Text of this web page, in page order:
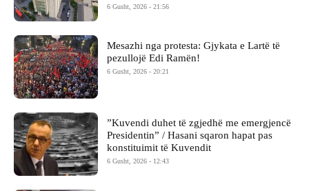
6 Gusht, 2026 - 21:56
Mesazhi nga protesta: Gjykata e Lartë të
pezullojë Edi Ramën!
6 Gusht, 2026 - 20:21
​”Kuvendi duhet të zgjedhë me emergjencë
Presidentin” / Hasani sqaron hapat pas
konstituimit të Kuvendit
6 Gusht, 2026 - 12:43